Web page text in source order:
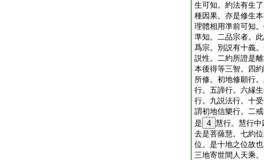
生可知。約法有生
種因果。亦是修生
理體相用準前可知
準知。二品宗者。
爲宗。別説有十義
説性。二約所證是
本後得等三智。四
所修。初地修願行
行。五諦行。六縁
行。九説法行。十
謂初地信樂行。二
是 4 慧行。慧行中
去是菩薩慧。七約
位。是十地之位故
三地寄世間人天乘